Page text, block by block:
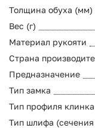
Толщина обуха (мм)
Вес (г)
Материал рукояти
Страна
Предназначение
Тип замка
Тип профиля клинка
Тип шлифа (сечения